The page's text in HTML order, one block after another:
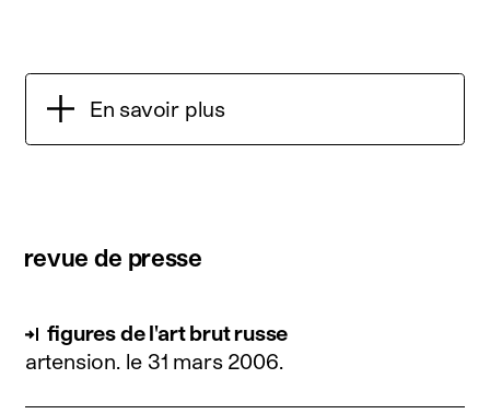
En savoir plus
revue de presse
figures de l'art brut russe
artension. le 31 mars 2006.